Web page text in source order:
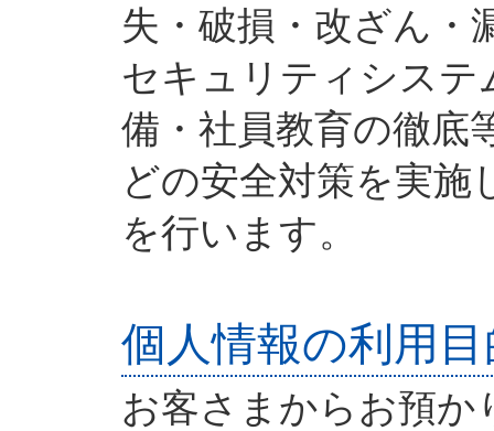
失・破損・改ざん・
セキュリティシステ
備・社員教育の徹底
どの安全対策を実施
を行います。
個人情報の利用
お客さまからお預か